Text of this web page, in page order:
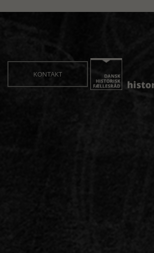
KONTAKT